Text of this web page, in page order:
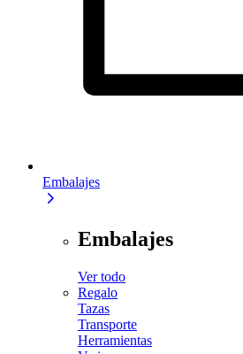
Embalajes
Embalajes
Ver todo
Regalo
Tazas
Transporte
Herramientas